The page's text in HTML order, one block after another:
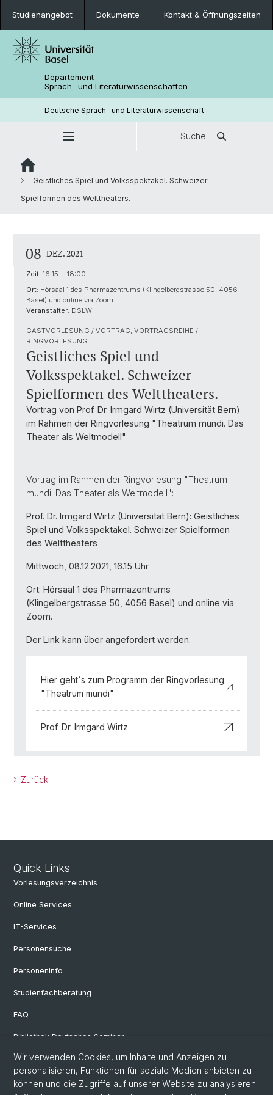
Studienangebot Dokumente Kontakt & Öffnungszeiten
Departement
Sprach- und Literaturwissenschaften
Deutsche Sprach- und Literaturwissenschaft
Suche
Geistliches Spiel und Volksspektakel. Schweizer
Spielformen des Welttheaters.
08 DEZ. 2021
Zeit: 16:15 - 18:00
Ort: Hörsaal 1 des Pharmazentrums (Klingelbergstrasse 50, 4056
Basel) und online via Zoom
Veranstalter: DSLW
GASTVORLESUNG / VORTRAG, VORTRAGSREIHE /
RINGVORLESUNG
Geistliches Spiel und
Volksspektakel. Schweizer
Spielformen des Welttheaters.
Vortrag von Prof. Dr. Irmgard Wirtz (Universität Bern)
im Rahmen der Ringvorlesung "Theatrum mundi. Das
Theater als Weltmodell"
Vortrag im Rahmen der Ringvorlesung "Theatrum
mundi. Das Theater als Weltmodell":
Prof. Dr. Irmgard Wirtz (Universität Bern): Geistliches
Spiel und Volksspektakel. Schweizer Spielformen
des Welttheaters
Mittwoch, 08.12.2021, 16.15 Uhr
Ort: Hörsaal 1 des Pharmazentrums
(Klingelbergstrasse 50, 4056 Basel) und online via
Zoom.
Der Link kann über angefordert werden.
Hier geht`s zum Programm der Ringvorlesung
"Theatrum mundi"
Prof. Dr. Irmgard Wirtz
Zurück
Quick Links
Vorlesungsverzeichnis
Online Services
IT-Services
Personensuche
Personeninfo
Studienfachberatung
FAQ
Bibliothek Deutsches Seminar
Neuere deutsche Literaturwissenschaft
Germanistische Mediävistik
Wir verwenden Cookies, um Inhalte und Anzeigen zu
personalisieren, Funktionen für soziale Medien anbieten zu
können und die Zugriffe auf unserer Website zu analysieren.